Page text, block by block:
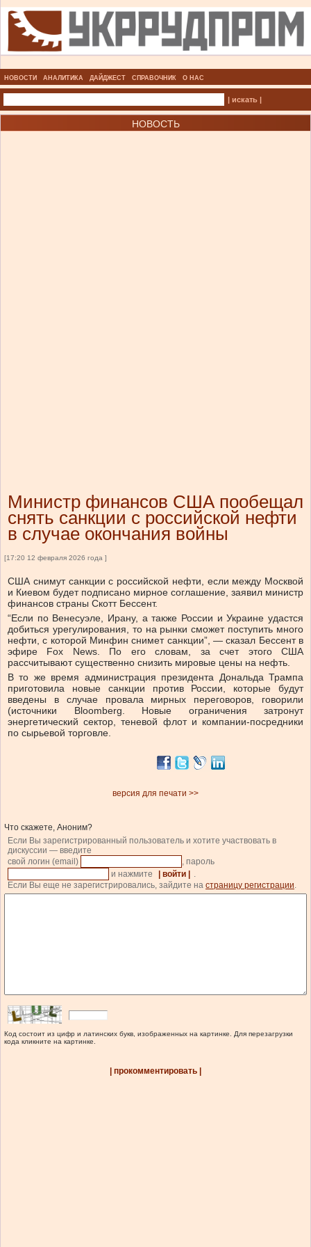
НОВОСТИ АНАЛИТИКА ДАЙДЖЕСТ СПРАВОЧНИК О НАС
| искать |
НОВОСТЬ
Министр финансов США пообещал
снять санкции с российской нефти
в случае окончания войны
[17:20 12 февраля 2026 года ]
США снимут санкции с российской нефти, если между Москвой
и Киевом будет подписано мирное соглашение, заявил министр
финансов страны Скотт Бессент.
“Если по Венесуэле, Ирану, а также России и Украине удастся
добиться урегулирования, то на рынки сможет поступить много
нефти, с которой Минфин снимет санкции”, — сказал Бессент в
эфире Fox News. По его словам, за счет этого США
рассчитывают существенно снизить мировые цены на нефть.
В то же время администрация президента Дональда Трампа
приготовила новые санкции против России, которые будут
введены в случае провала мирных переговоров, говорили
(источники Bloomberg. Новые ограничения затронут
энергетический сектор, теневой флот и компании-посредники
по сырьевой торговле.
версия для печати >>
Что скажете, Аноним?
Если Вы зарегистрированный пользователь и хотите участвовать в
дискуссии — введите
свой логин (email)
, пароль
и нажмите
| войти |
.
Если Вы еще не зарегистрировались, зайдите на страницу регистрации.
Код состоит из цифр и латинских букв, изображенных на картинке. Для перезагрузки
кода кликните на картинке.
| прокомментировать |